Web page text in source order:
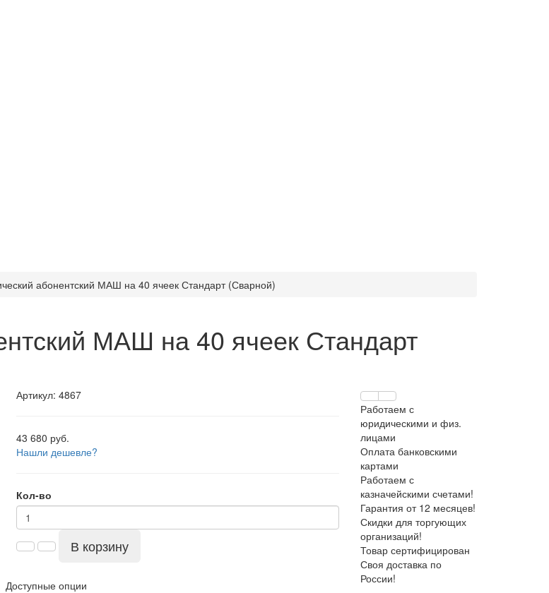
абонентский МАШ на 40 ячеек Стандарт (Сварной)
МАШ на 40 ячеек Стандарт
Артикул: 4867
43 680 руб.
Нашли дешевле?
Кол-во
В корзину
Доступные опции
Работаем с
юридическими и физ.
лицами
Оплата банковскими
картами
Работаем с
казначейскими счетами!
Гарантия от 12 месяцев!
Скидки для торгующих
организаций!
Товар сертифицирован
Своя доставка по
России!